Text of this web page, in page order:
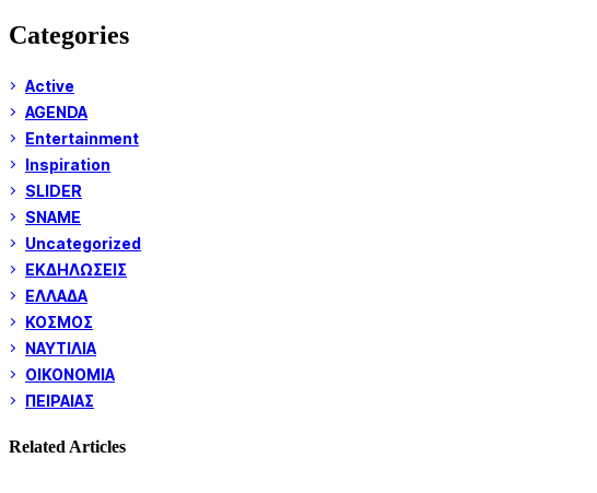
Categories
Active
AGENDA
Entertainment
Inspiration
SLIDER
SNAME
Uncategorized
ΕΚΔΗΛΩΣΕΙΣ
ΕΛΛΑΔΑ
ΚΟΣΜΟΣ
ΝΑΥΤΙΛΙΑ
ΟΙΚΟΝΟΜΙΑ
ΠΕΙΡΑΙΑΣ
Related Articles